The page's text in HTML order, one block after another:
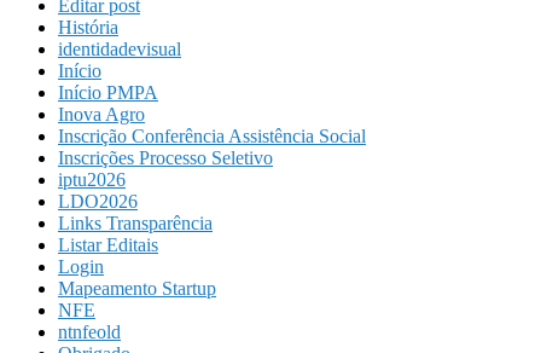
Editar post
História
identidadevisual
Início
Início PMPA
Inova Agro
Inscrição Conferência Assistência Social
Inscrições Processo Seletivo
iptu2026
LDO2026
Links Transparência
Listar Editais
Login
Mapeamento Startup
NFE
ntnfeold